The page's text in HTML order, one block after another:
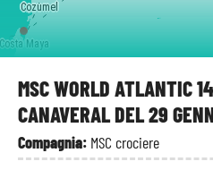
MSC WORLD ATLANTIC
CANAVERAL DEL 29
Compagnia: MSC crociere
Maya
Cozumel